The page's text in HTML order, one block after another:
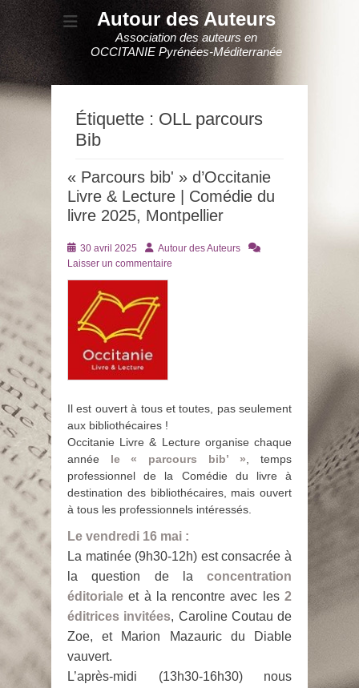
Autour des Auteurs
Association des auteurs en
OCCITANIE Pyrénées-Méditerranée
Étiquette : OLL parcours
Bib
« Parcours bib' » d’Occitanie
Livre & Lecture | Comédie du
livre 2025, Montpellier
Posté
le
30 avril 2025 AuteurAutour des Auteurs
Laisser un commentaire
Il est ouvert à tous et toutes, pas seulement
aux bibliothécaires !
Occitanie Livre & Lecture organise chaque
année le « parcours bib’ » , temps
professionnel de la Comédie du livre à
destination des bibliothécaires, mais ouvert
à tous les professionnels intéressés.
Le vendredi 16 mai :
La matinée (9h30-12h) est consacrée à
la question de la concentration
éditoriale et à la rencontre avec les 2
éditrices invitées, Caroline Coutau de
Zoe, et Marion Mazauric du Diable
vauvert.
L’après-midi (13h30-16h30) nous